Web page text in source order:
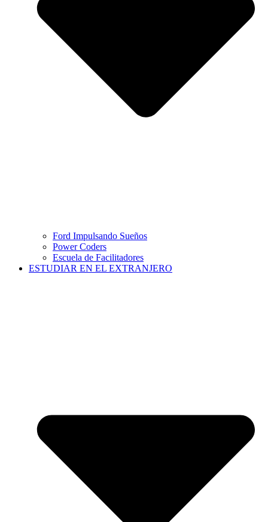
Ford Impulsando Sueños
Power Coders
Escuela de Facilitadores
ESTUDIAR EN EL EXTRANJERO